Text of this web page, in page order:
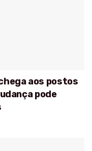
aos postos
pode